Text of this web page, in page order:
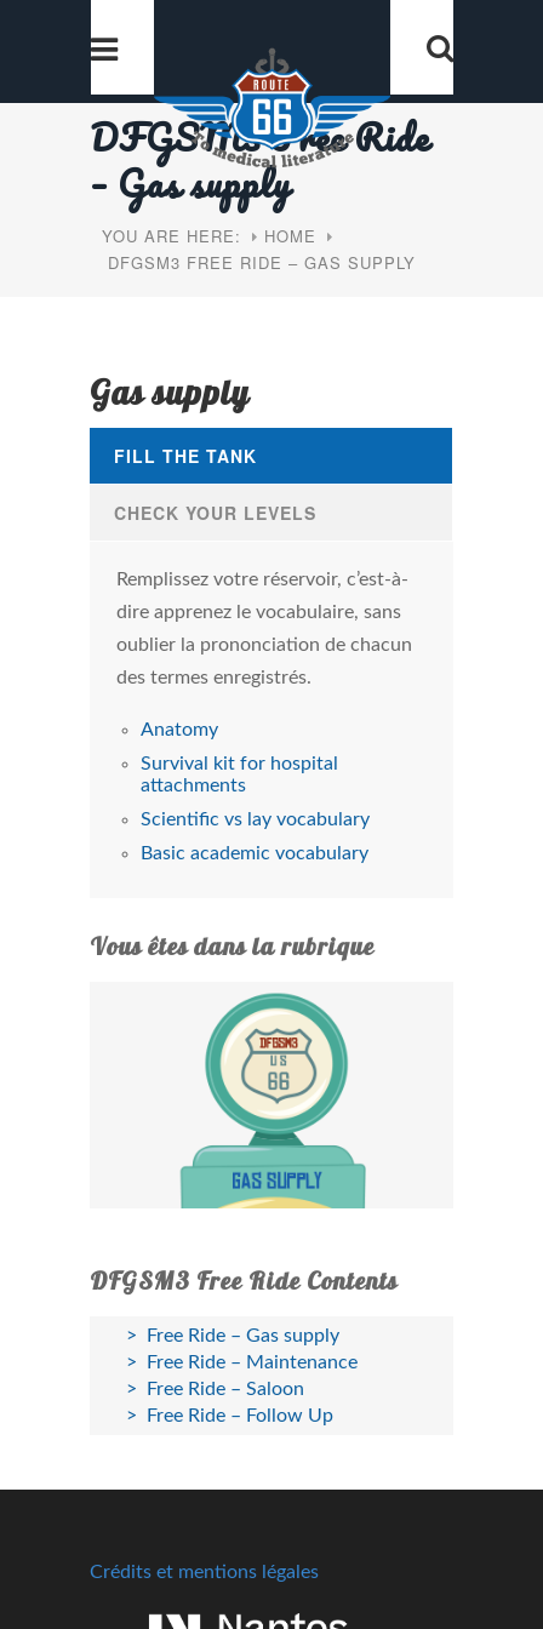
DFGSM3 Free Ride
– Gas supply
YOU ARE HERE:
HOME
DFGSM3 FREE RIDE – GAS SUPPLY
Gas supply
FILL THE TANK
CHECK YOUR LEVELS
Remplissez votre réservoir, c’est-à-
dire apprenez le vocabulaire, sans
oublier la prononciation de chacun
des termes enregistrés.
Anatomy
Survival kit for hospital
attachments
Scientific vs lay vocabulary
Basic academic vocabulary
Vous êtes dans la rubrique
DFGSM3 Free Ride Contents
Free Ride – Gas supply
Free Ride – Maintenance
Free Ride – Saloon
Free Ride – Follow Up
Crédits et mentions légales